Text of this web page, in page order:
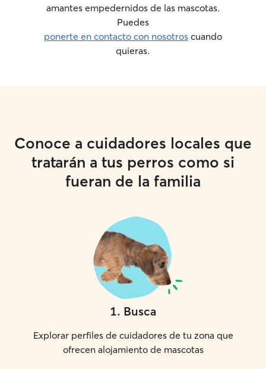
amantes empedernidos de las mascotas.
Puedes
ponerte en contacto con nosotros cuando
quieras.
Conoce a cuidadores locales que
tratarán a tus perros como si
fueran de la familia
1. Busca
Explorar perfiles de cuidadores de tu zona que
ofrecen alojamiento de mascotas